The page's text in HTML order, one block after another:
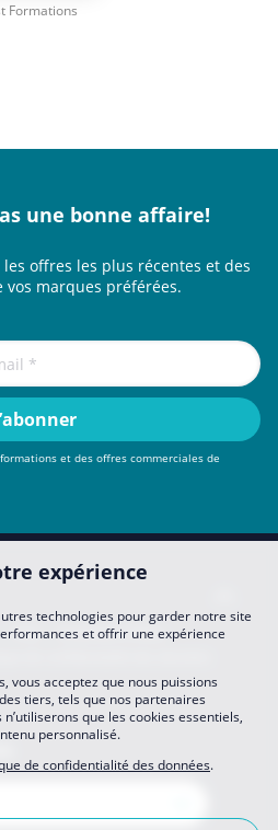
Formations
une bonne affaire!
offres les plus récentes et des
vos marques préférées.
et des offres commerciales de
FAQ
Se Joindre à Nous
de confidentialité des données
expérience
technologies pour garder notre site
et offrir une expérience
vous acceptez que nous puissions
tiers, tels que nos partenaires
que les cookies essentiels,
personnalisé.
de confidentialité des données.